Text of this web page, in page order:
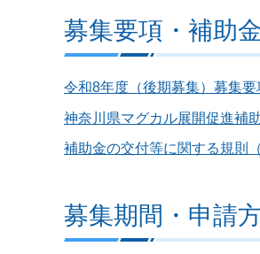
募集要項・補助
令和8年度（後期募集）募集
神奈川県マグカル展開促進補
補助金の交付等に関する規則
募集期間・申請